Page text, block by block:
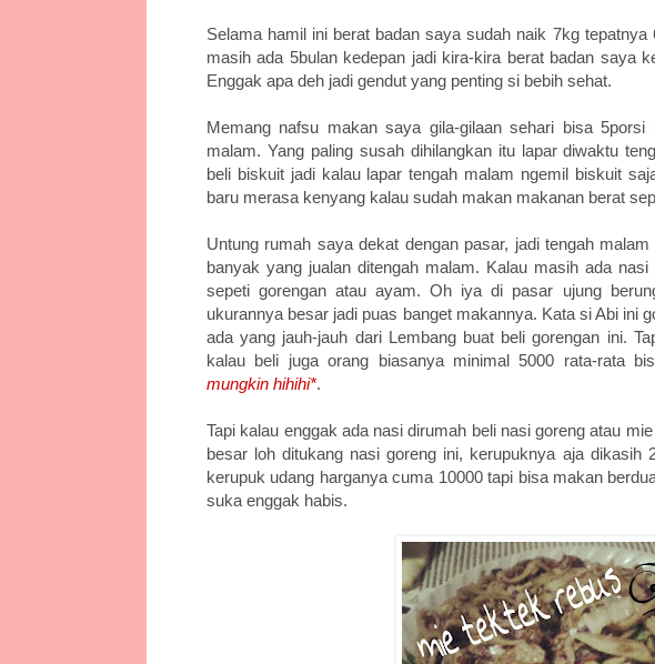
Selama hamil ini berat badan saya sudah naik 7kg
masih ada 5bulan kedepan jadi kira-kira berat badan saya
Enggak apa deh jadi gendut yang penting si bebih sehat.
Memang nafsu makan saya gila-gilaan sehari bisa
malam. Yang paling susah dihilangkan itu lapar diwaktu
beli biskuit jadi kalau lapar tengah malam ngemil biskuit
baru merasa kenyang kalau sudah makan makanan berat
Untung rumah saya dekat dengan pasar, jadi tengah
banyak yang jualan ditengah malam. Kalau masih ada
sepeti gorengan atau ayam. Oh iya di pasar ujung
ukurannya besar jadi puas banget makannya. Kata si Abi ini
ada yang jauh-jauh dari Lembang buat beli gorengan ini.
kalau beli juga orang biasanya minimal 5000 rata-rata
mungkin hihihi*.
Tapi kalau enggak ada nasi dirumah beli nasi goreng atau
besar loh ditukang nasi goreng ini, kerupuknya aja
kerupuk udang harganya cuma 10000 tapi bisa makan
suka enggak habis.